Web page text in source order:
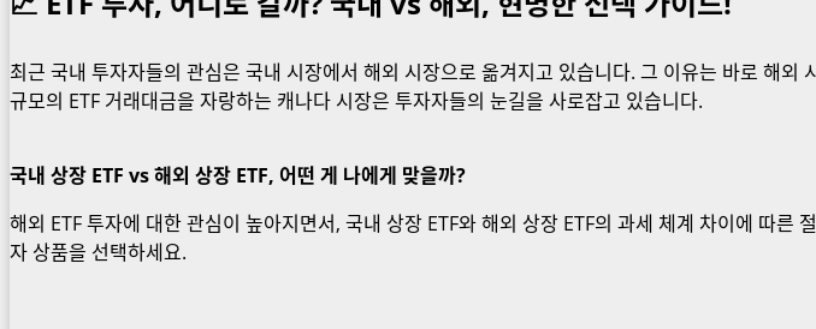
최근 국내 투자자들의 관심은 국내 시장에서 해외 시장으로 옮겨지고 있습니다. 그 이유는 바로 해
규모의 ETF 거래대금을 자랑하는 캐나다 시장은 투자자들의 눈길을 사로잡고 있습니다.
국내 상장 ETF vs 해외 상장 ETF, 어떤 게 나에게 맞을까?
해외 ETF 투자에 대한 관심이 높아지면서, 국내 상장 ETF와 해외 상장 ETF의 과세 체계 차이에 따
자 상품을 선택하세요.